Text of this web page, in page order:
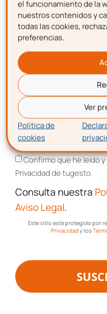
el funcionamiento de la
nuestros contenidos y
todas las cookies,
preferencias.
Ver
Política de
cookies
emprendimiento.
Nombre
Correo
Aceptación de
condiciones
Confirmo que he
Privacidad de tugesto.
yAviso Legal.
Este sitio está protegido por
Apellidos
Correo electrónico
Aceptación de
Confirmo que he leído
Privacidad de tugesto.
Consulta nuestra
Aviso Legal.
Este sitio está protegido por
Privacidad y los